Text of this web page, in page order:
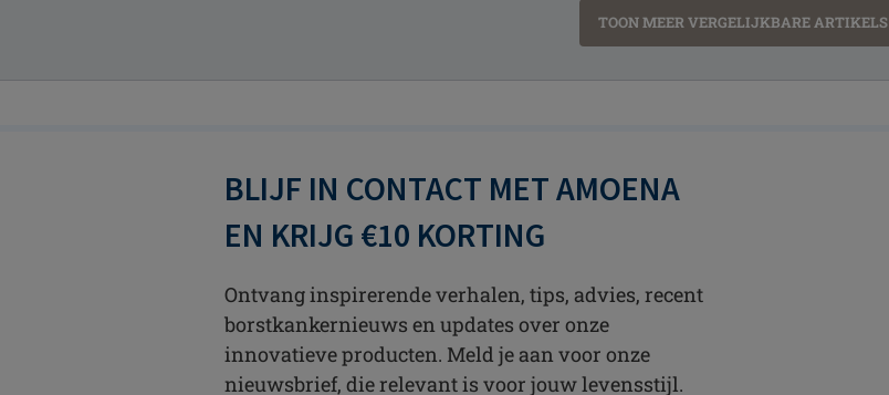
TOON MEER VERGELIJKBARE ARTIKELS
BLIJF IN CONTACT MET AMOENA
EN KRIJG €10 KORTING
Ontvang inspirerende verhalen, tips, advies, recent
borstkankernieuws en updates over onze
innovatieve producten. Meld je aan voor onze
nieuwsbrief, die relevant is voor jouw levensstijl.